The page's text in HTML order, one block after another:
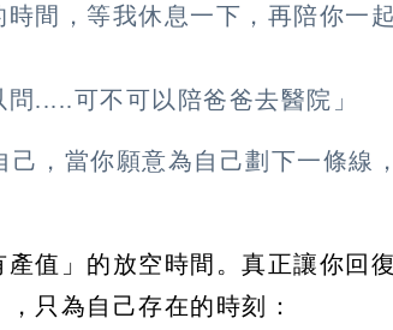
時間，等我休息一下，再陪你一
.....可不可以陪爸爸去醫院」
，當你願意為自己劃下一條線
值」的放空時間。真正讓你回
只為自己存在的時刻：